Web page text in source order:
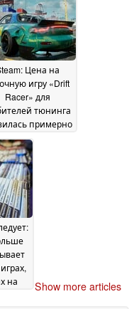
10 July 2026
Цена на
игру «Drift
Racer» для
тюнинга
примерно
долларов
2026
на
Show more articles